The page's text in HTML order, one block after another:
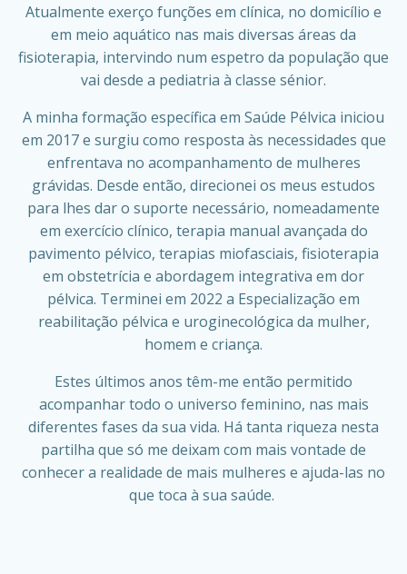
Atualmente exerço funções em clínica, no domicílio e
em meio aquático nas mais diversas áreas da
fisioterapia, intervindo num espetro da população que
vai desde a pediatria à classe sénior.
A minha formação específica em Saúde Pélvica iniciou
em 2017 e surgiu como resposta às necessidades que
enfrentava no acompanhamento de mulheres
grávidas. Desde então, direcionei os meus estudos
para lhes dar o suporte necessário, nomeadamente
em exercício clínico, terapia manual avançada do
pavimento pélvico, terapias miofasciais, fisioterapia
em obstetrícia e abordagem integrativa em dor
pélvica. Terminei em 2022 a Especialização em
reabilitação pélvica e uroginecológica da mulher,
homem e criança.
Estes últimos anos têm-me então permitido
acompanhar todo o universo feminino, nas mais
diferentes fases da sua vida. Há tanta riqueza nesta
partilha que só me deixam com mais vontade de
conhecer a realidade de mais mulheres e ajuda-las no
que toca à sua saúde.